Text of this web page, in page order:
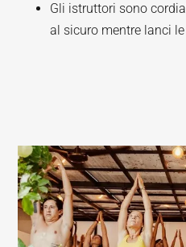
Gli istruttori sono
al sicuro mentre lanci le